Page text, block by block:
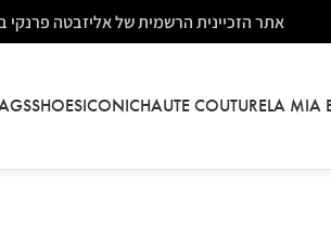
אתר הזכיינית הרשמית של אליזבטה פרנקי
SHOESICONICHAUTE COUTURELA MIA